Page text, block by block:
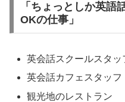
「ちょっとしか英語
OKの仕事」
英会話スクールスタッ
英会話カフェスタッフ
観光地のレストラン